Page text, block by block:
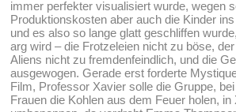
immer perfekter visualisiert wurde, wegen
Produktionskosten aber auch die Kinder
und es also so lange glatt geschliffen
arg wird – die Frotzeleien nicht zu böse,
Aliens nicht zu fremdenfeindlich, und die
ausgewogen. Gerade erst forderte
Film, Professor Xavier solle die Gruppe,
Frauen die Kohlen aus dem Feuer holen, in